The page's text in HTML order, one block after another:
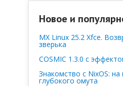
Новое и
MX Linux 25.2 Xfce.
зверька
COSMIC 1.3.0 с
Знакомство с NixOS: на
глубокого омута